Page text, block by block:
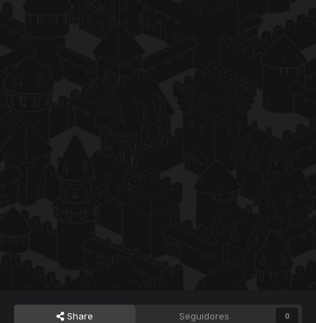
Share Seguidores 0